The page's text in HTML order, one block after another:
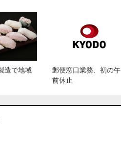
造で地域
郵便窓口業務、初の午
前休止